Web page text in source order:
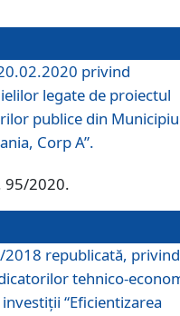
privind
legate de proiectul
publice din
Corp A”.
95/2020.
2018 republicată, privind
tehnico-
“Eficientizarea